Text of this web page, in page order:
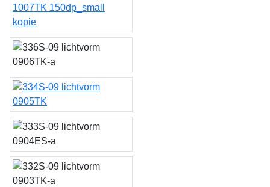
lichtvorm 1007TK
lichtvorm 0906TK
lichtvorm 0905TK
lichtvorm 0904ES